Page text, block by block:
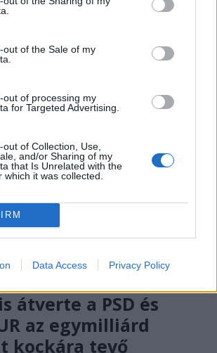
out of the Sale of my
out of processing my
for Targeted Advertising.
of Collection, Use,
and/or Sharing of my
that Is Unrelated with the
which it was collected.
Data Access Privacy Policy
//még
több
főtér.ro
05., SZERDA
átverte a PSD és
az egymilliárd
kockára tevő